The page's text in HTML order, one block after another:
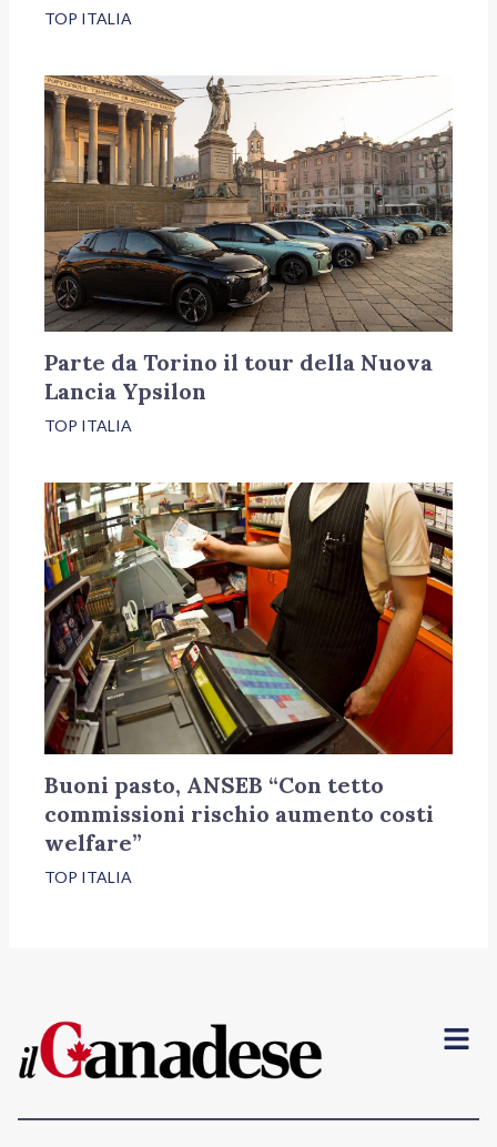
TOP ITALIA
Parte da Torino il tour della Nuova
Lancia Ypsilon
TOP ITALIA
Buoni pasto, ANSEB “Con tetto
commissioni rischio aumento costi
welfare”
TOP ITALIA
Menu